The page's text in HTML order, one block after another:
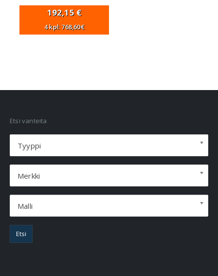
192,15 €
4 kpl: 768,60€
Etsi vanteita
Tyyppi
Merkki
Malli
Etsi